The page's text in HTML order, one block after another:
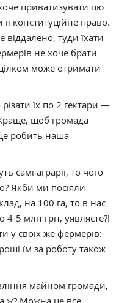
приватизувати цю
її конституційне право.
туди їхати
не хоче брати
може отримати
їх по 2 гектари —
щоб громада
робить наша
самі аграрії, то чого
Якби ми посіяли
на 100 га, то в нас
5 млн грн, уявляєте?!
у своїх же фермерів:
їм за роботу також
майном громади,